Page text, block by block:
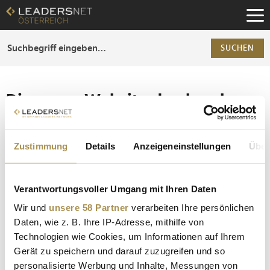
Zustimmung Details Anzeigeneinstellungen
Verantwortungsvoller Umgang mit Ihren Daten
Wir und unsere 58 Partner verarbeiten Ihre persönlichen
Daten, wie z. B. Ihre IP-Adresse, mithilfe von
Technologien wie Cookies, um Informationen auf Ihrem
Gerät zu speichern und darauf zuzugreifen und so
personalisierte Werbung und Inhalte, Messungen von
Zum
Inhalt
Zur
Fußzeilen-
SUCHEN
Die ganze Website durchsuchen
Die Anfrage ergab 0 Treffer.
Tipp
Seiten suchen, die genau diese Wortgruppe enthalten:
Anführungszeichen: zb "Vorname Nachname".